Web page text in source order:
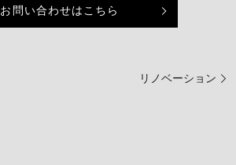
お問い合わせはこちら
リノベーション